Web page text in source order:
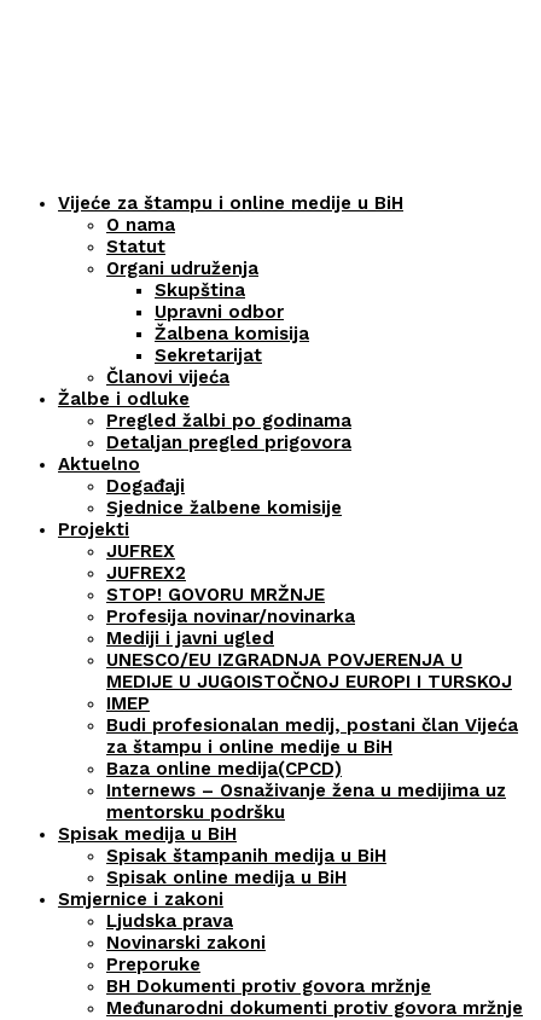
Vijeće za štampu i online medije u BiH
O nama
Statut
Organi udruženja
Skupština
Upravni odbor
Žalbena komisija
Sekretarijat
Članovi vijeća
Žalbe i odluke
Pregled žalbi po godinama
Detaljan pregled prigovora
Aktuelno
Događaji
Sjednice žalbene komisije
Projekti
JUFREX
JUFREX2
STOP! GOVORU MRŽNJE
Profesija novinar/novinarka
Mediji i javni ugled
UNESCO/EU IZGRADNJA POVJERENJA U
MEDIJE U JUGOISTOČNOJ EUROPI I TURSKOJ
IMEP
Budi profesionalan medij, postani član Vijeća
za štampu i online medije u BiH
Baza online medija(CPCD)
Internews – Osnaživanje žena u medijima uz
mentorsku podršku
Spisak medija u BiH
Spisak štampanih medija u BiH
Spisak online medija u BiH
Smjernice i zakoni
Ljudska prava
Novinarski zakoni
Preporuke
BH Dokumenti protiv govora mržnje
Međunarodni dokumenti protiv govora mržnje